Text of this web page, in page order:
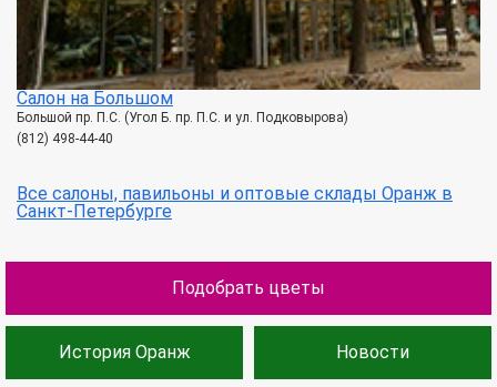
Салон на Большом
Большой пр. П.С. (Угол Б. пр. П.С. и ул. Подковырова)
(812) 498-44-40
Все салоны, павильоны и оптовые склады Оранж в
Санкт-Петербурге
Подобрать цветы
История Оранж Новости